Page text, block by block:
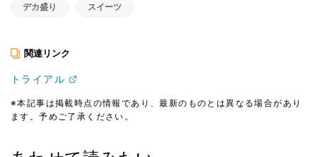
デカ盛り スイーツ
関連リンク
トライアル
※本記事は掲載時点の情報であり、最新のものとは異なる場合があり
ます。予めご了承ください。